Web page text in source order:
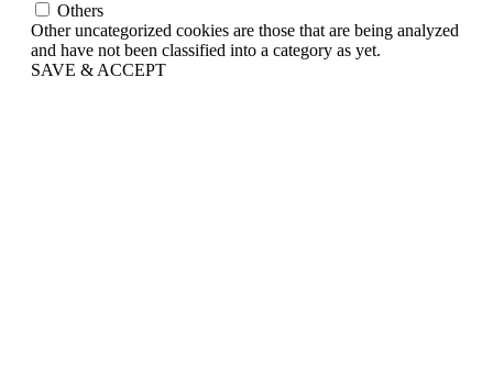
Others
Other uncategorized cookies are those that are being analyzed
and have not been classified into a category as yet.
SAVE & ACCEPT